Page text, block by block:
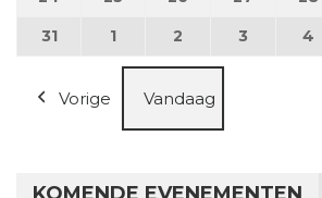
3131 augustus 2026
1 1 september 2026
2 2 september
3 3 4
Vorige Vandaag